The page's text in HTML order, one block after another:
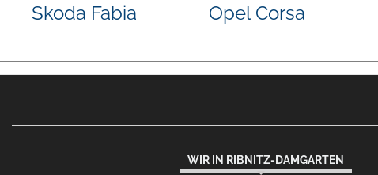
Ford
Custom
BMW M340d
WIR IN RIBNITZ-DAMGARTEN